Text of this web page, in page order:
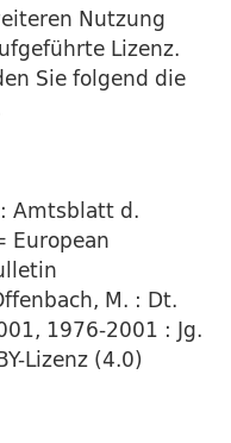
Nutzung
Lizenz.
Sie folgend die
Amtsblatt d.
European
M. : Dt.
1976-2001 : Jg.
Lizenz (4.0)